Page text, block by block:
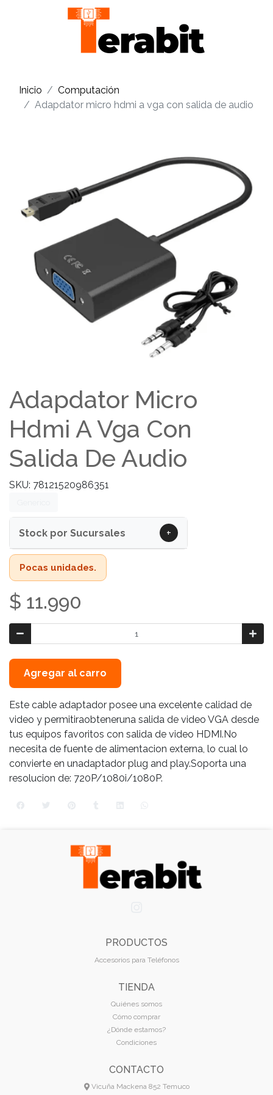
Inicio
Computación
Adapdator micro hdmi a vga con salida de audio
Adapdator Micro
Hdmi A Vga Con
Salida De Audio
SKU: 78121520986351
Stock por Sucursales +
Pocas unidades.
$ 11.990
Agregar al carro
Este cable adaptador posee una excelente calidad de
video y permitiraobteneruna salida de video VGA desde
tus equipos favoritos con salida de video HDMI.No
necesita de fuente de alimentacion externa, lo cual lo
convierte en unadaptador plug and play.Soporta una
resolucion de: 720P/1080i/1080P.
PRODUCTOS
Accesorios para Teléfonos
TIENDA
Quiénes somos
Cómo comprar
¿Dónde estamos?
Condiciones
CONTACTO
Vicuña Mackena 852 Temuco